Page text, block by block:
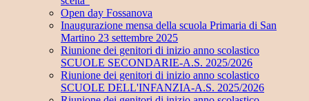
Open day Fossanova
Inaugurazione mensa della scuola Primaria di San
Martino 23 settembre 2025
Riunione dei genitori di inizio anno scolastico
SCUOLE SECONDARIE-A.S. 2025/2026
Riunione dei genitori di inizio anno scolastico
SCUOLE DELL'INFANZIA-A.S. 2025/2026